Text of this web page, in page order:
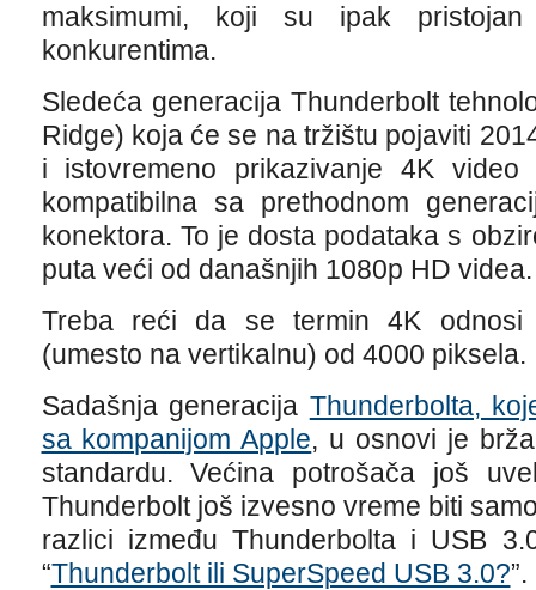
maksimumi, koji su ipak
konkurentima.
Sledeća generacija Thunderbolt
Ridge) koja će se na tržištu pojaviti
i istovremeno prikazivanje 4K
kompatibilna sa prethodnom
konektora. To je dosta podataka s
puta veći od današnjih 1080p HD videa.
Treba reći da se termin 4K odnosi
(umesto na vertikalnu) od 4000 piksela.
Sadašnja generacija Thunderbolta,
sa kompanijom Apple, u osnovi je
standardu. Većina potrošača još
Thunderbolt još izvesno vreme biti
razlici između Thunderbolta i USB
“Thunderbolt ili SuperSpeed USB 3.0?”.